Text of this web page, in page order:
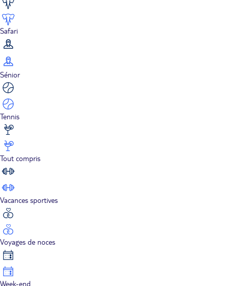
Safari
Sénior
Tennis
Tout compris
Vacances sportives
Voyages de noces
Week-end